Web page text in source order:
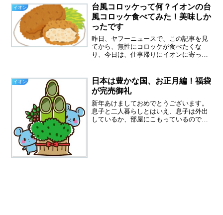
え、昨晩はバタンキューで爆睡したの
に、起きても疲れがとれません...
イオン
台風コロッケって何？イオンの台
風コロッケ食べてみた！美味しか
ったです
昨日、ヤフーニュースで、この記事を見
てから、無性にコロッケが食べたくな
り、今日は、仕事帰りにイオンに寄って
イオンのコロッケコーナーは台風にはコ
ロッケ！台風コロッケを！と...
イオン
日本は豊かな国、お正月編！福袋
が完売御礼
新年あけましておめでとうございます。
息子と二人暮らしとはいえ、息子は外出
しているか、部屋にこもっているので、